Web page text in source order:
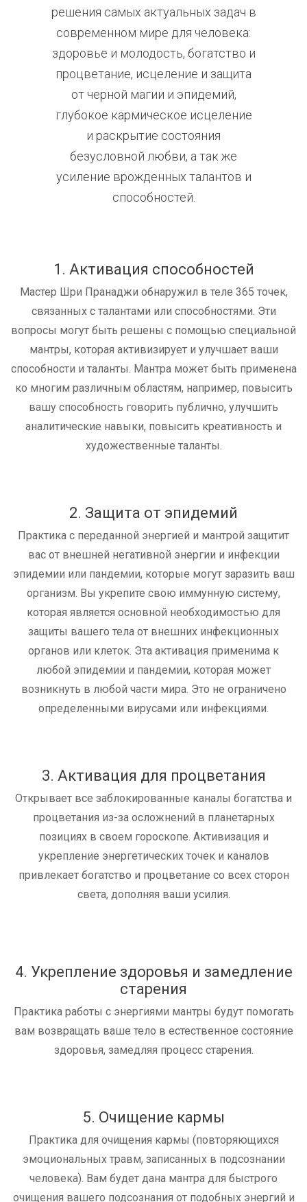
решения самых актуальных задач в
современном мире для человека:
здоровье и молодость, богатство и
процветание, исцеление и защита
от черной магии и эпидемий,
глубокое кармическое исцеление
и раскрытие состояния
безусловной любви, а так же
усиление врожденных талантов и
способностей.
1. Активация способностей
Мастер Шри Пранаджи обнаружил в теле 365 точек,
связанных с талантами или способностями. Эти
вопросы могут быть решены с помощью специальной
мантры, которая активизирует и улучшает ваши
способности и таланты. Мантра может быть применена
ко многим различным областям, например, повысить
вашу способность говорить публично, улучшить
аналитические навыки, повысить креативность и
художественные таланты.
2. Защита от эпидемий
Практика с переданной энергией и мантрой защитит
вас от внешней негативной энергии и инфекции
эпидемии или пандемии, которые могут заразить ваш
организм. Вы укрепите свою иммунную систему,
которая является основной необходимостью для
защиты вашего тела от внешних инфекционных
органов или клеток. Эта активация применима к
любой эпидемии и пандемии, которая может
возникнуть в любой части мира. Это не ограничено
определенными вирусами или инфекциями.
3. Активация для процветания
Открывает все заблокированные каналы богатства и
процветания из-за осложнений в планетарных
позициях в своем гороскопе. Активизация и
укрепление энергетических точек и каналов
привлекает богатство и процветание со всех сторон
света, дополняя ваши усилия.
4. Укрепление здоровья и замедление
старения
Практика работы с энергиями мантры будут помогать
вам возвращать ваше тело в естественное состояние
здоровья, замедляя процесс старения.
5. Очищение кармы
Практика для очищения кармы (повторяющихся
эмоциональных травм, записанных в подсознании
человека). Вам будет дана мантра для быстрого
очищения вашего подсознания от подобных энергий и